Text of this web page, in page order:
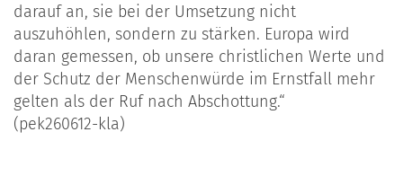
darauf an, sie bei der Umsetzung nicht
auszuhöhlen, sondern zu stärken. Europa wird
daran gemessen, ob unsere christlichen Werte und
der Schutz der Menschenwürde im Ernstfall mehr
gelten als der Ruf nach Abschottung.“
(pek260612-kla)